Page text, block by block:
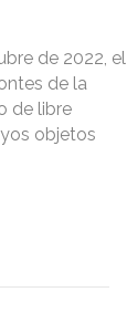
de 2022, el
de la
de libre
objetos